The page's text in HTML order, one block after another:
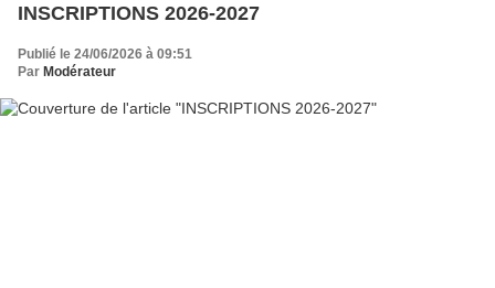
INSCRIPTIONS 2026-2027
Publié le 24/06/2026 à 09:51
Par Modérateur